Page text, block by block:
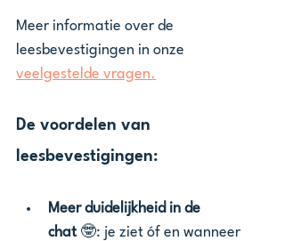
Meer informatie over de
leesbevestigingen in onze
veelgestelde vragen.
De voordelen van
leesbevestigingen:
Meer duidelijkheid in de
chat 🤓: je ziet óf en wanneer